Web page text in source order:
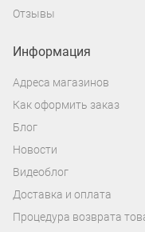
Отзывы
Информация
Адреса магазинов
Как оформить заказ
Блог
Новости
Видеоблог
Доставка и оплата
Процедура возврата